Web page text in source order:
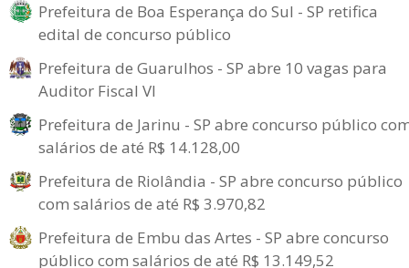
Prefeitura de Boa Esperança do Sul - SP retifica
edital de concurso público
Prefeitura de Guarulhos - SP abre 10 vagas para
Auditor Fiscal VI
Prefeitura de Jarinu - SP abre concurso público
salários de até R$ 14.128,00
Prefeitura de Riolândia - SP abre concurso público
com salários de até R$ 3.970,82
Prefeitura de Embu das Artes - SP abre concurso
público com salários de até R$ 13.149,52